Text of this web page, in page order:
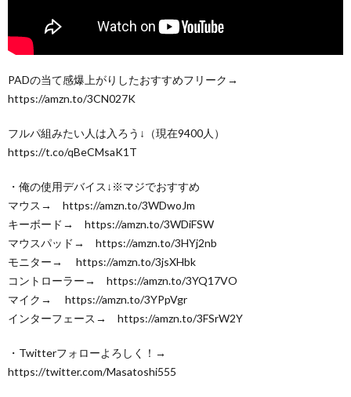
PADの当て感爆上がりしたおすすめフリーク→
https://amzn.to/3CN027K
フルパ組みたい人は入ろう↓（現在9400人）
https://t.co/qBeCMsaK1T
・俺の使用デバイス↓※マジでおすすめ
マウス→ https://amzn.to/3WDwoJm
キーボード→ https://amzn.to/3WDiFSW
マウスパッド→ https://amzn.to/3HYj2nb
モニター→ https://amzn.to/3jsXHbk
コントローラー→ https://amzn.to/3YQ17VO
マイク→ https://amzn.to/3YPpVgr
インターフェース→ https://amzn.to/3FSrW2Y
・Twitterフォローよろしく！→
https://twitter.com/Masatoshi555